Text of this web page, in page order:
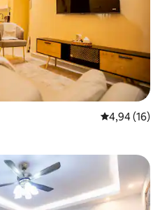
Vlerësimi
4,94 (16)